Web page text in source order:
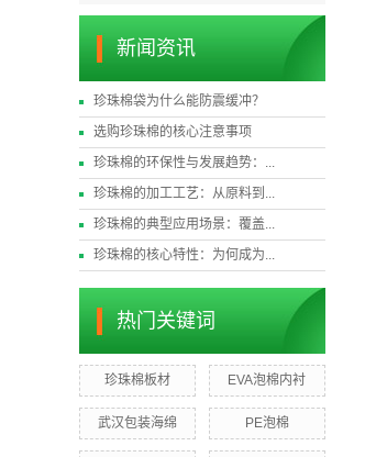
新闻资讯
珍珠棉袋为什么能防震缓冲？
选购珍珠棉的核心注意事项
珍珠棉的环保性与发展趋势：...
珍珠棉的加工工艺：从原料到...
珍珠棉的典型应用场景：覆盖...
珍珠棉的核心特性：为何成为...
热门关键词
珍珠棉板材 EVA泡棉内衬
武汉包装海绵 PE泡棉